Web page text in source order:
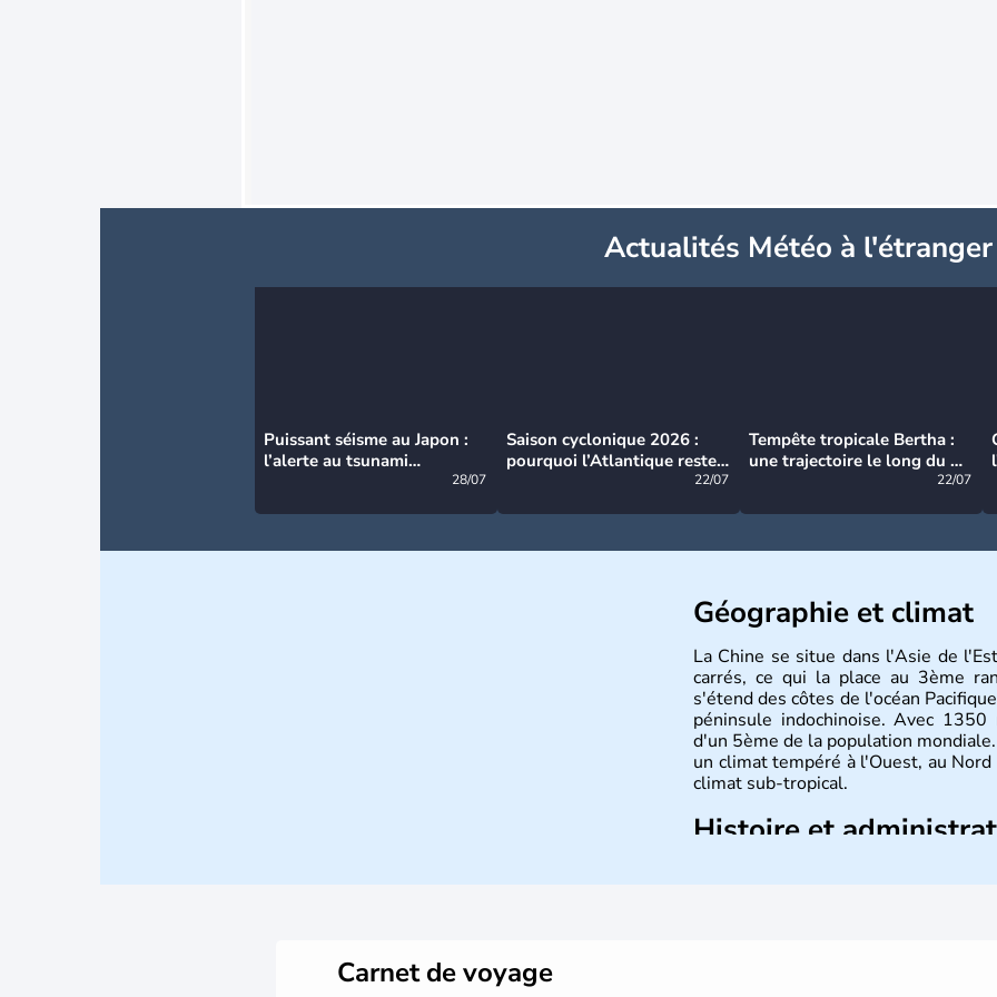
Actualités Météo à l'étranger
Puissant séisme au Japon :
l’alerte au tsunami
28/07
Saison cyclonique 2026 :
pourquoi l’Atlantique reste
22/07
Tempête tropicale Bertha :
une trajectoire le long du du
22/07
Géographie et climat
La Chine se situe dans l'Asie de
carrés, ce qui la place au 3ème
s'étend des côtes de l'océan
péninsule indochinoise. Avec
d'un 5ème de la population
un climat tempéré à l'Ouest, au
climat sub-tropical.
Histoire et
Carnet de voyage